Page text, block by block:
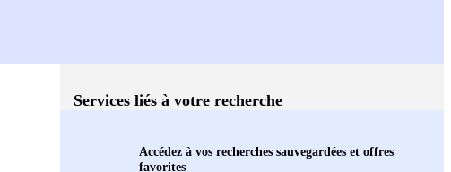
Services liés à votre recherche
Accédez à vos recherches sauvegardées et offres
favorites